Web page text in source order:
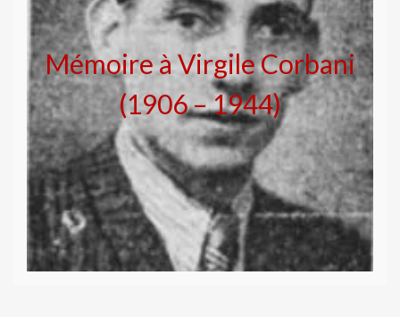
Mémoire à Virgile Corbani
(1906 – 1944)